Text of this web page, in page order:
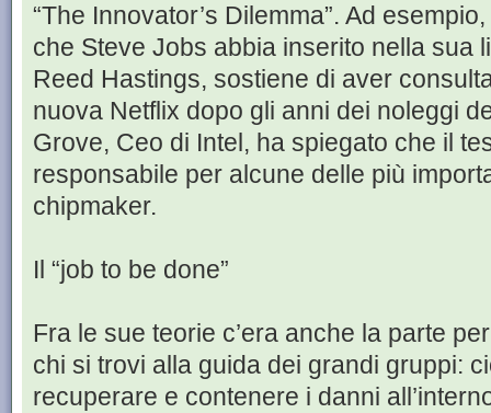
“The Innovator’s Dilemma”. Ad
che Steve Jobs abbia inserito nella sua
Reed Hastings, sostiene di aver
nuova Netflix dopo gli anni dei noleggi
Grove, Ceo di Intel, ha spiegato che il
responsabile per alcune delle più
chipmaker.
Il “job to be done”
Fra le sue teorie c’era anche la parte
chi si trovi alla guida dei grandi gruppi:
recuperare e contenere i danni